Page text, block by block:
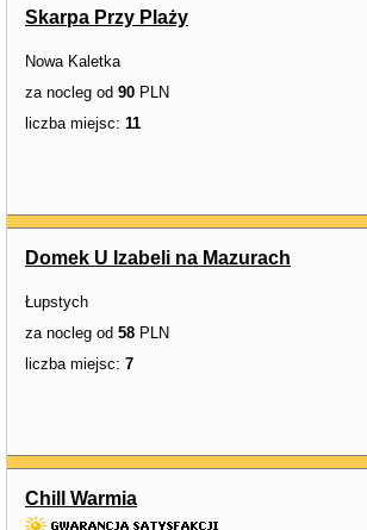
Skarpa Przy Plaży
Nowa Kaletka
za nocleg od 90 PLN
liczba miejsc: 11
Domek U Izabeli na Mazurach
Łupstych
za nocleg od 58 PLN
liczba miejsc: 7
Chill Warmia